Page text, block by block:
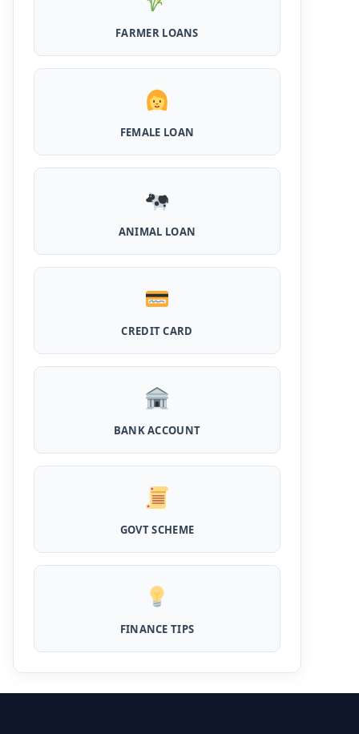
है पुरे 50 हजार तक का लोन, ना सिबिल ना इनकम प्रूफ
Airtel Payment Bank Loan Online Apply:
अब एयरटेल पेमेंट बैंक से ले सकते हैं पुरे 5 लाख रूपए का
लोन, अभी ऐसे आपके फोन से करे अप्लाई
Flipkart Loan Apply Online: इस प्रकार बिना
किसी झंझट से फ्लिपकार्ट से ले सकते है एक लाख तक का
लोन, सिर्फ PAN कार्ड की होती है जरुरत
Canara Bank Loan Apply Online: इस तरह
ऐसे करे अप्लाई
PM KCC Loan: इस प्रकार बनवा सकते है PM किसान
महिलाओं के लिए ये 5 लोन होते है ब्याज फ्री, छोटी किस्तों में
Kotak Saving Account Open Online: आज ही
घर बैठे खोले ये जीरो बैलेंस बैंक अकाउंट, फ्री डेबिट कार्ड
UPI Credit Line Loan: अब UPI से भी ले सकते है
50000 तक का लोन, बस अपने मोबाइल से ऐसे करे अप्लाई
Pradhanmantri Home Loan Yojana: गरीब
परिवारों के लिए शुरू हुई प्रधानमंत्री होम लोन योजना, 25
फार्मिंग लोन योजना के आवेदन हुए शुरू, इस प्रकार ले सकते
है दस लाख तक का लोन
सरकार की इस योजना के तहत मिलता है तगड़ा लोन, साथ ही
FARMER LOANS
FEMALE LOAN
ANIMAL LOAN
CREDIT CARD
BANK ACCOUNT
GOVT SCHEME
FINANCE TIPS